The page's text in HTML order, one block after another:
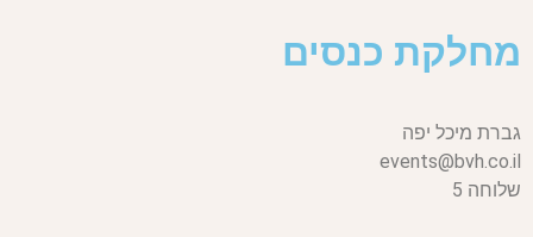
מחלקת כנסים
גברת מיכל יפה
events@bvh.co.il
שלוחה 5